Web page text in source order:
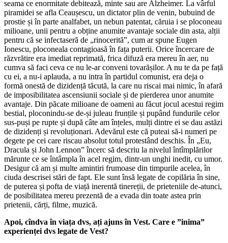
seama ce enormitate debitează, minte sau are Alzheimer. La vârful
piramidei se afla Ceaușescu, un dictator plin de venin, bubuind de
prostie și în parte analfabet, un nebun patentat, căruia i se ploconeau
milioane, unii pentru a obține anumite avantaje sociale din asta, alții
pentru că se infectaseră de „rinocerită”, cum ar spune Eugen
Ionescu, ploconeala contagioasă în fața puterii. Orice încercare de
răzvrătire era imediat reprimată, frica difuză era mereu în aer, nu
cumva să faci ceva ce nu le-ar conveni tovarășilor. A nu te da pe față
cu ei, a nu-i aplauda, a nu intra în partidul comunist, era deja o
formă onestă de dizidență tăcută, la care nu riscai mai nimic, în afară
de imposibilitatea ascensiunii sociale și de pierderea unor anumite
avantaje. Din păcate milioane de oameni au făcut jocul acestui regim
bestial, ploconindu-se de-și juleau frunțile și pupând fundurile celor
sus-puși pe rupte și după câte am înțeles, mulți dintre ei se dau astăzi
de dizidenți și revoluționari. Adevărul este că puteai să-i numeri pe
degete pe cei care riscau absolut totul protestând deschis. În „Eu,
Dracula și John Lennon” încerc să descriu la nivelul întîmplărilor
mărunte ce se întâmpla în acel regim, dintr-un unghi inedit, cu umor.
Desigur că am și multe amintiri frumoase din timpurile acelea, în
ciuda descrisei stări de fapt. Ele sunt însă legate de copilăria în sine,
de puterea și pofta de viață inerentă tinereții, de prieteniile de-atunci,
de posibilitatea mereu prezentă de a evada din toate astea prin
prietenii, cărți, filme, muzică.
Apoi, cîndva în viața dvs, ați ajuns în Vest. Care e ”inima”
experienței dvs legate de Vest?